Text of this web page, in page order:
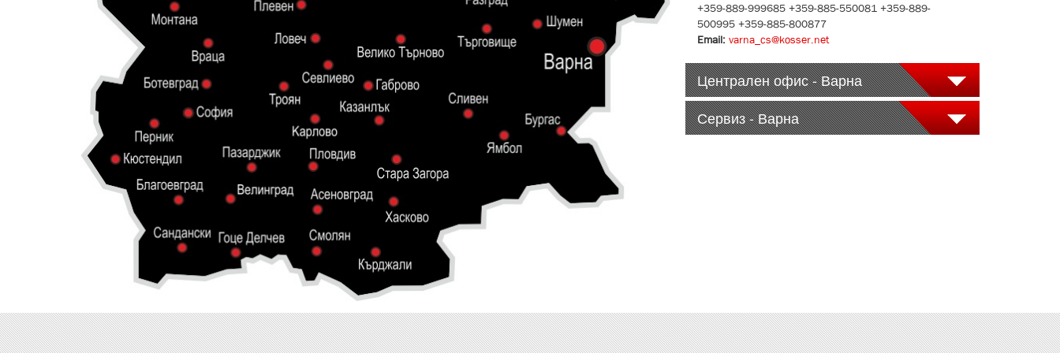
+359-889-999685 +359-885-550081 +359-889-
500995 +359-885-800877
Email: varna_cs@kosser.net
Централен офис - Варна
Сервиз - Варна